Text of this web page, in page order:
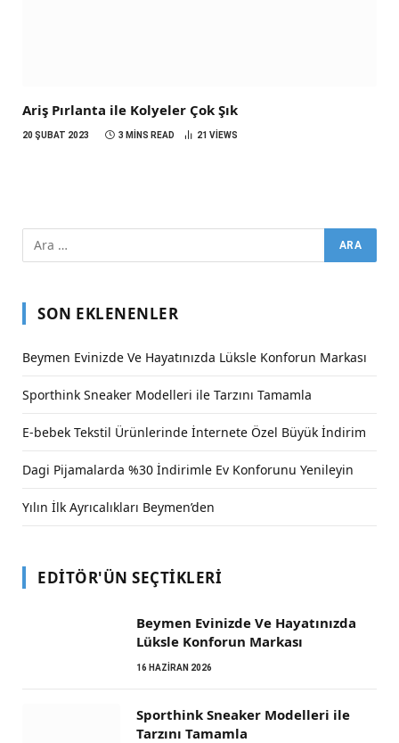
Ariş Pırlanta ile Kolyeler Çok Şık
20 ŞUBAT 2023 3 MINS READ 21 VIEWS
SON EKLENENLER
Beymen Evinizde Ve Hayatınızda Lüksle Konforun Markası
Sporthink Sneaker Modelleri ile Tarzını Tamamla
E-bebek Tekstil Ürünlerinde İnternete Özel Büyük İndirim
Dagi Pijamalarda %30 İndirimle Ev Konforunu Yenileyin
Yılın İlk Ayrıcalıkları Beymen’den
EDITÖR'ÜN SEÇTIKLERI
Beymen Evinizde Ve Hayatınızda
Lüksle Konforun Markası
16 HAZIRAN 2026
Sporthink Sneaker Modelleri ile
Tarzını Tamamla